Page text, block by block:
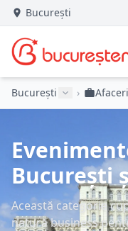
București
București › Afaceri
București
Această categorie
natură business